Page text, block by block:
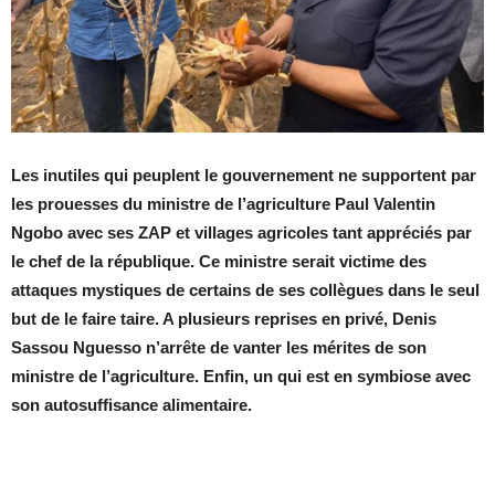
Les inutiles qui peuplent le gouvernement ne supportent par
les prouesses du ministre de l’agriculture Paul Valentin
Ngobo avec ses ZAP et villages agricoles tant appréciés par
le chef de la république. Ce ministre serait victime des
attaques mystiques de certains de ses collègues dans le seul
but de le faire taire. A plusieurs reprises en privé, Denis
Sassou Nguesso n’arrête de vanter les mérites de son
ministre de l’agriculture. Enfin, un qui est en symbiose avec
son autosuffisance alimentaire.